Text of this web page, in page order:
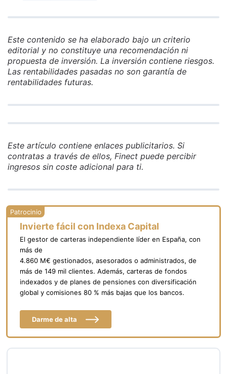
Este contenido se ha elaborado bajo un criterio
editorial y no constituye una recomendación ni
propuesta de inversión. La inversión contiene riesgos.
Las rentabilidades pasadas no son garantía de
rentabilidades futuras.
Este artículo contiene enlaces publicitarios. Si
contratas a través de ellos, Finect puede percibir
ingresos sin coste adicional para ti.
Invierte fácil con Indexa Capital
El gestor de carteras independiente líder en España, con
más de
4.860 M€ gestionados, asesorados o administrados, de
más de 149 mil clientes. Además, carteras de fondos
indexados y de planes de pensiones con diversificación
global y comisiones 80 % más bajas que los bancos.
Darme de alta